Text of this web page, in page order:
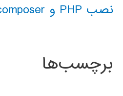
نصب PHP و composer در ویندوز 10
برچسب‌ها